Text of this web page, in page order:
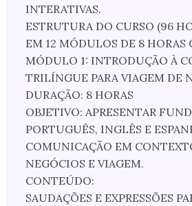
INTERATIVAS.
ESTRUTURA DO CURSO (96
EM 12 MÓDULOS DE 8 HORAS
MÓDULO 1: INTRODUÇÃO À
TRILÍNGUE PARA VIAGEM DE
DURAÇÃO: 8 HORAS
OBJETIVO: APRESENTAR
PORTUGUÊS, INGLÊS E
COMUNICAÇÃO EM
NEGÓCIOS E VIAGEM.
CONTEÚDO:
SAUDAÇÕES E EXPRESSÕES